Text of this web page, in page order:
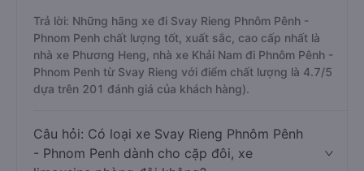
Trả lời: Những hãng xe đi Svay Rieng Phnôm Pênh -
Phnom Penh chất lượng tốt, xuất sắc, cao cấp nhất là
nhà xe Phương Heng, nhà xe Khải Nam đi Phnôm Pênh -
Phnom Penh từ Svay Rieng với điểm chất lượng là 4.7/5
dựa trên 201 đánh giá của khách hàng).
Câu hỏi: Có loại xe Svay Rieng Phnôm Pênh
- Phnom Penh dành cho cặp đôi, xe